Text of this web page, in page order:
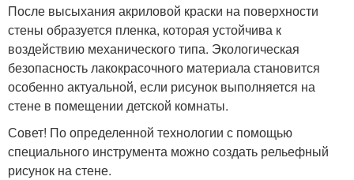
После высыхания акриловой краски на поверхности
стены образуется пленка, которая устойчива к
воздействию механического типа. Экологическая
безопасность лакокрасочного материала становится
особенно актуальной, если рисунок выполняется на
стене в помещении детской комнаты.
Совет! По определенной технологии с помощью
специального инструмента можно создать рельефный
рисунок на стене.